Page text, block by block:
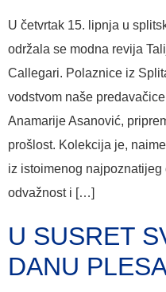
U četvrtak 15. lipnja u
održala se modna revija
Callegari. Polaznice iz
vodstvom naše
Anamarije Asanović,
prošlost. Kolekcija je,
iz istoimenog
odvažnost i […]
U SUSRET
DANU